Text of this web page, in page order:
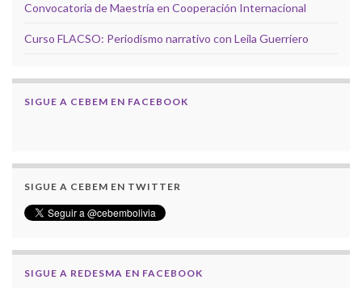
Convocatoria de Maestría en Cooperación Internacional
Curso FLACSO: Periodismo narrativo con Leila Guerriero
SIGUE A CEBEM EN FACEBOOK
SIGUE A CEBEM EN TWITTER
SIGUE A REDESMA EN FACEBOOK